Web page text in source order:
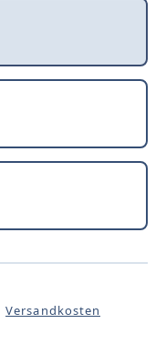
Versandkosten